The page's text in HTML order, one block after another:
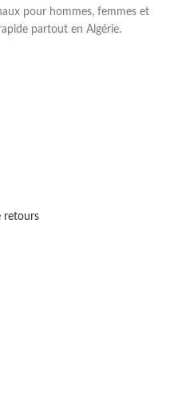
pour hommes, femmes et
partout en Algérie.
retours